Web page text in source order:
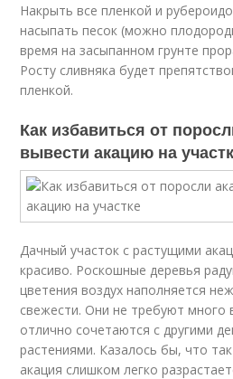
Накрыть все пленкой и
насыпать песок (можно
время на засыпанном грунте
Росту сливняка будет
пленкой.
Как избавиться от
вывести акацию на
Дачный участок с растущими
красиво. Роскошные деревья
цветения воздух наполняется
свежести. Они не требуют много
отлично сочетаются с другими
растениями. Казалось бы, что
акация слишком легко